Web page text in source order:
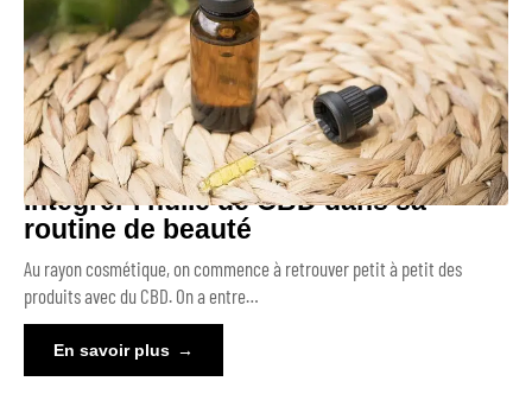
Intégrer l’huile de CBD dans sa
routine de beauté
Au rayon cosmétique, on commence à retrouver petit à petit des
produits avec du CBD. On a entre…
En savoir plus